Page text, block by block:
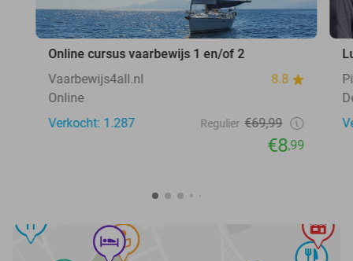
Online cursus vaarbewijs 1 en/of 2
Vaarbewijs4all.nl
8.8
Online
Verkocht: 1.287
Regulier €69,99
€8,99